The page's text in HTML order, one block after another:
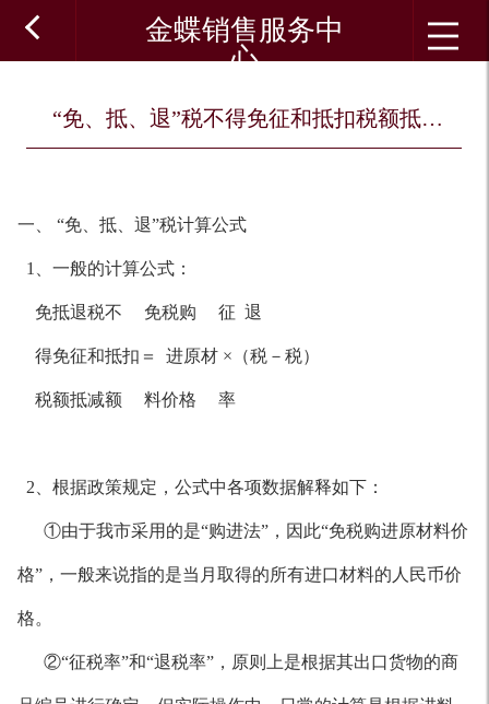
金蝶销售服务中
心
“免、抵、退”税不得免征和抵扣税额抵减额的计算方法
一、 “免、抵、退”税计算公式
1、一般的计算公式：
免抵退税不 免税购 征 退
得免征和抵扣＝ 进原材 ×（税－税）
税额抵减额 料价格 率
2、根据政策规定，公式中各项数据解释如下：
①由于我市采用的是“购进法”，因此“免税购进原材料价
格”，一般来说指的是当月取得的所有进口材料的人民币价
格。
②“征税率”和“退税率”，原则上是根据其出口货物的商